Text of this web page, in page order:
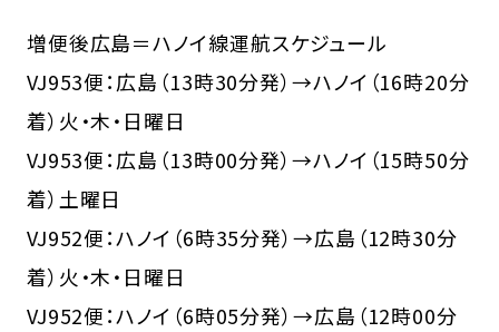
増便後広島＝ハノイ線運航スケジュール
VJ953便：広島（13時30分発）→ハノイ（16時20分
着）火・木・日曜日
VJ953便：広島（13時00分発）→ハノイ（15時50分
着）土曜日
VJ952便：ハノイ（6時35分発）→広島（12時30分
着）火・木・日曜日
VJ952便：ハノイ（6時05分発）→広島（12時00分